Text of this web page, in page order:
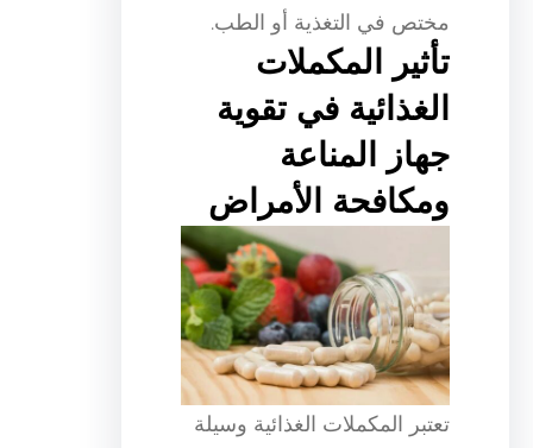
مختص في التغذية أو الطب.
تأثير المكملات
الغذائية في تقوية
جهاز المناعة
ومكافحة الأمراض
تعتبر المكملات الغذائية وسيلة